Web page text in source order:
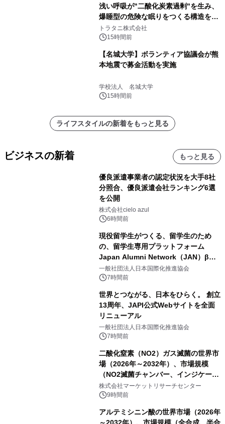
浅い呼吸が"二酸化炭素過剰"を生み、
爆睡型の危険な眠りをつくる構造を解
説
トラタニ株式会社
15時間前
【名城大学】ボランティア協議会が熊
本地震で募金活動を実施
学校法人 名城大学
15時間前
ライフスタイルの新着をもっと見る
ビジネスの新着 もっと見る
優良派遣事業者の認定状況を大手8社
分照合、優良派遣会社ランキング6選
を公開
株式会社cielo azul
6時間前
現役留学生がつくる、留学生のため
の、留学生専用プラットフォーム
Japan Alumni Network（JAN）β版
をリリース
一般社団法人日本国際化推進協会
7時間前
世界とつながる、日本をひらく。 創立
13周年、JAPI公式Webサイトを全面
リニューアル
一般社団法人日本国際化推進協会
7時間前
二酸化窒素（NO2）ガス滅菌の世界市
場（2026年～2032年）、市場規模
（NO2滅菌チャンバー、インジケータ
ーおよびモニタリングシステム、その
他）・分析レポートを発表
株式会社マーケットリサーチセンター
9時間前
アルテミシニン酸の世界市場（2026年